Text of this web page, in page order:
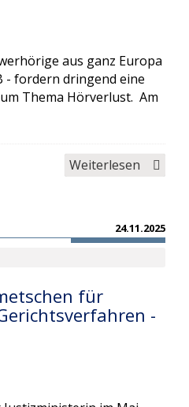
aus ganz Europa
- fordern dringend eine
Thema Hörverlust. Am
Weiterlesen
24.11.2025
für
-